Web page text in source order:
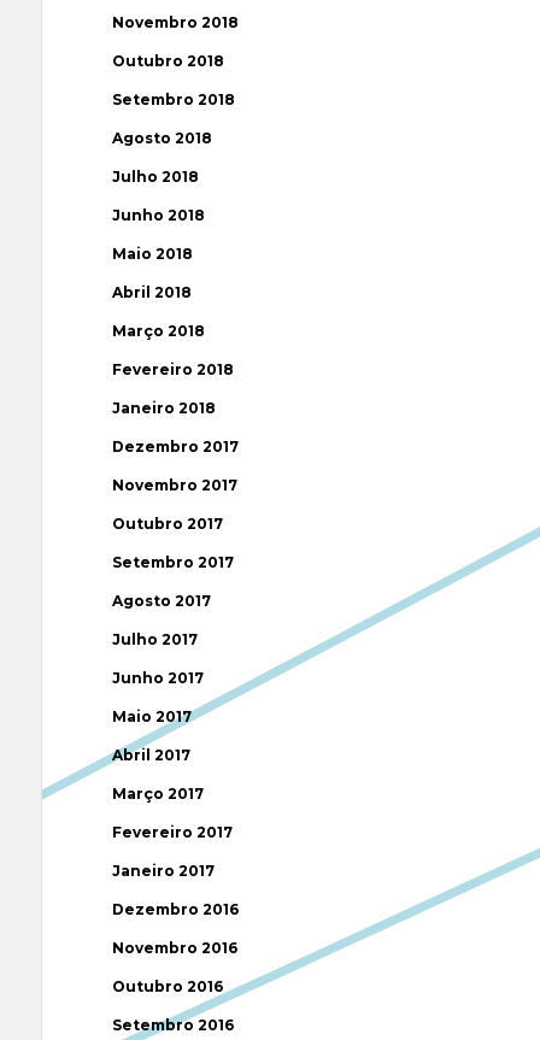
Novembro 2018
Outubro 2018
Setembro 2018
Agosto 2018
Julho 2018
Junho 2018
Maio 2018
Abril 2018
Março 2018
Fevereiro 2018
Janeiro 2018
Dezembro 2017
Novembro 2017
Outubro 2017
Setembro 2017
Agosto 2017
Julho 2017
Junho 2017
Maio 2017
Abril 2017
Março 2017
Fevereiro 2017
Janeiro 2017
Dezembro 2016
Novembro 2016
Outubro 2016
Setembro 2016